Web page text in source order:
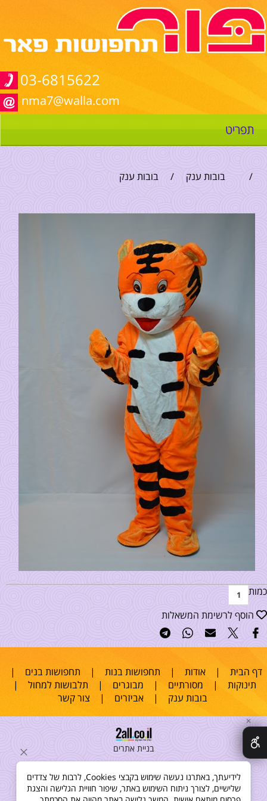
03-6815622
nma7@walla.com
תפריט
/ בובות ענק / בובות ענק
כמות
הוסף לרשימת המשאלות
דף הבית |אודות | תחפושות בנות | תחפושות בנים |
תינוקות | מסורתיים | מבוגרים | תלבושות למחול |
בובות ענק |אביזרים | צור קשר
בניית אתרים
✕
לידיעתך, באתרנו נעשה שימוש בקבצי Cookies, לרבות של צדדים
שלישיים, לצורך ניתוח השימוש באתר, שיפור חוויית הגלישה והצגת